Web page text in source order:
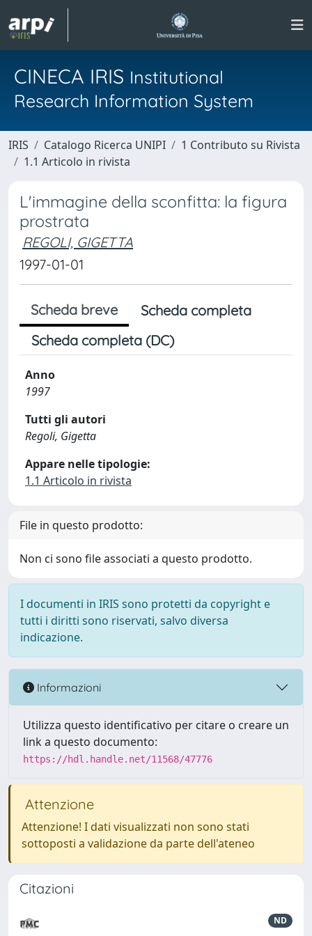
CINECA IRIS Institutional
Research Information System
IRIS Catalogo Ricerca UNIPI
1 Contributo su Rivista
1.1 Articolo in rivista
L'immagine della sconfitta: la figura
prostrata
REGOLI, GIGETTA
1997-01-01
Scheda breve
Scheda completa
Scheda completa (DC)
Anno
1997
Tutti gli autori
Regoli, Gigetta
Appare nelle tipologie:
1.1 Articolo in rivista
File in questo prodotto:
Non ci sono file associati a questo prodotto.
I documenti in IRIS sono protetti da copyright e
tutti i diritti sono riservati, salvo diversa
indicazione.
Informazioni
Utilizza questo identificativo per citare o creare un
link a questo documento:
https://hdl.handle.net/11568/47776
Attenzione
Attenzione! I dati visualizzati non sono stati
sottoposti a validazione da parte dell'ateneo
Citazioni
ND